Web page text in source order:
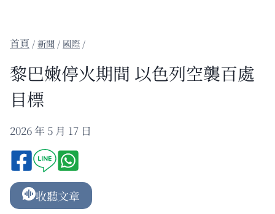
/新聞 / 國際 /
黎巴嫩停火期間 以色列空襲百處
目標
2026 年 5 月 17 日
收聽文章